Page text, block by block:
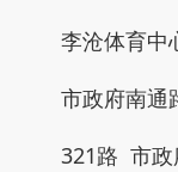
李沧体育
市政府南
321路 市